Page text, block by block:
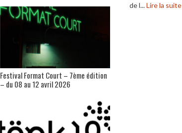
de l...Lire la suite
Festival Format Court – 7ème édition
– du 08 au 12 avril 2026